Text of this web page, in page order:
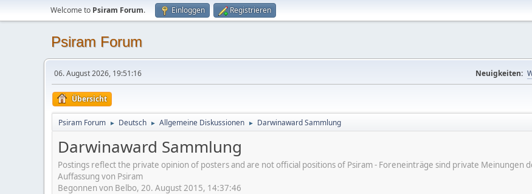
Welcome to Psiram Forum. Einloggen Registrieren
Psiram Forum
06. August 2026, 19:51:16 Neuigkeiten:
Übersicht
Psiram Forum ► Deutsch ► Allgemeine Diskussionen ► Darwinaward Sammlung
Darwinaward Sammlung
Postings reflect the private opinion of posters and are not official positions of Psiram - Foreneinträge sind private
Auffassung von Psiram
Begonnen von Belbo, 20. August 2015, 14:37:46